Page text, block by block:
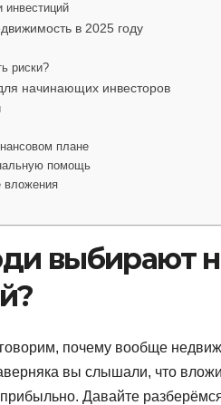
инвестиций
в 2025 году
риски?
начинающих инвесторов
плане
помощь
вложения
выбирают
почему вообще
вы слышали, что
Давайте